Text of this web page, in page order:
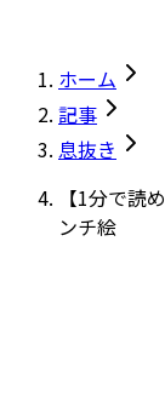
ホーム
記事
息抜き
【1分で読
ンチ絵